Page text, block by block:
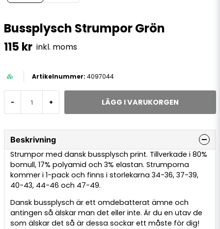
Bussplysch Strumpor Grön
115 kr inkl. moms
4097044
- + LÄGG I VARUKORGEN
Beskrivning
Strumpor med dansk bussplysch print. Tillverkade i 80%
bomull, 17% polyamid och 3% elastan. Strumporna
kommer i 1-pack och finns i storlekarna 34-36, 37-39,
40-43, 44-46 och 47-49.
Dansk bussplysch är ett omdebatterat ämne och
antingen så älskar man det eller inte. Är du en utav de
som älskar det så är dessa sockar ett måste för dig!